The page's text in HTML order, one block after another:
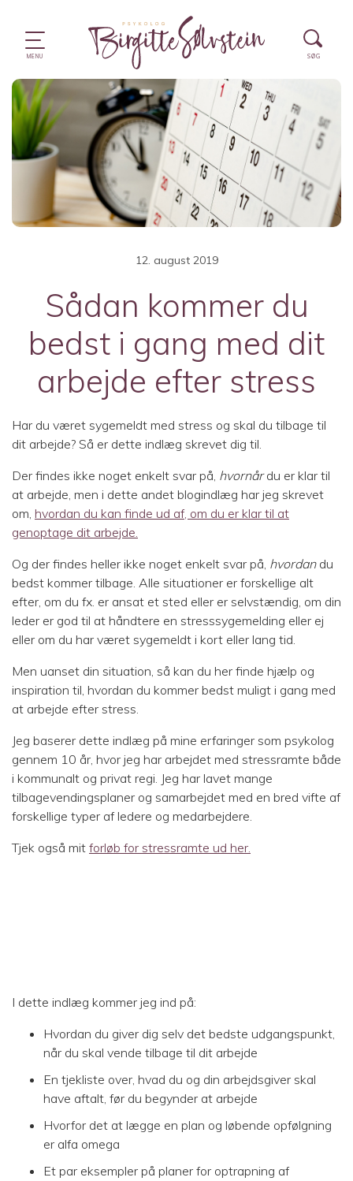
12. august 2019
Sådan kommer du
bedst i gang med dit
arbejde efter stress
Har du været sygemeldt med stress og skal du tilbage til
dit arbejde? Så er dette indlæg skrevet dig til.
Der findes ikke noget enkelt svar på, hvornårdu er klar til
at arbejde, men i dette andet blogindlæg har jeg skrevet
om, hvordan du kan finde ud af, om du er klar til at
genoptage dit arbejde.
Og der findes heller ikke noget enkelt svar på, hvordandu
bedst kommer tilbage. Alle situationer er forskellige alt
efter, om du fx. er ansat et sted eller er selvstændig, om din
leder er god til at håndtere en stresssygemelding eller ej
eller om du har været sygemeldt i kort eller lang tid.
Men uanset din situation, så kan du her finde hjælp og
inspiration til, hvordan du kommer bedst muligt i gang med
at arbejde efter stress.
Jeg baserer dette indlæg på mine erfaringer som psykolog
gennem 10 år, hvor jeg har arbejdet med stressramte både
i kommunalt og privat regi. Jeg har lavet mange
tilbagevendingsplaner og samarbejdet med en bred vifte af
forskellige typer af ledere og medarbejdere.
Tjek også mit forløb for stressramte ud her.
I dette indlæg kommer jeg ind på:
Hvordan du giver dig selv det bedste udgangspunkt,
når du skal vende tilbage til dit arbejde
En tjekliste over, hvad du og din arbejdsgiver skal
have aftalt, før du begynder at arbejde
Hvorfor det at lægge en plan og løbende opfølgning
er alfa omega
Et par eksempler på planer for optrapning af